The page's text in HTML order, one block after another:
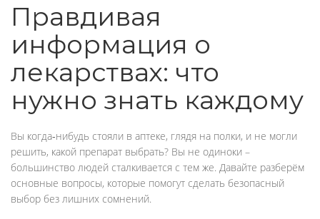
Правдивая
информация о
лекарствах: что
нужно знать каждому
Вы когда‑нибудь стояли в аптеке, глядя на полки, и не могли
решить, какой препарат выбрать? Вы не одиноки –
большинство людей сталкивается с тем же. Давайте разберём
основные вопросы, которые помогут сделать безопасный
выбор без лишних сомнений.